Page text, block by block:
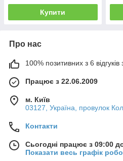
Купити
Про нас
100% позитивних з 6 відгуків
Працює з 22.06.2009
м. Київ
03127, Україна, провулок
Контакти
Сьогодні працює з 09:00
Показати весь графік